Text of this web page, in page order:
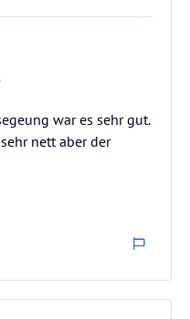
war es sehr gut.
nett aber der